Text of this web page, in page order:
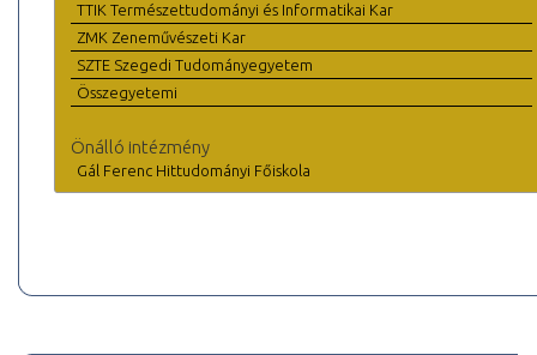
TTIK Természettudományi és Informatikai Kar
ZMK Zeneművészeti Kar
SZTE Szegedi Tudományegyetem
Összegyetemi
Önálló intézmény
Gál Ferenc Hittudományi Főiskola